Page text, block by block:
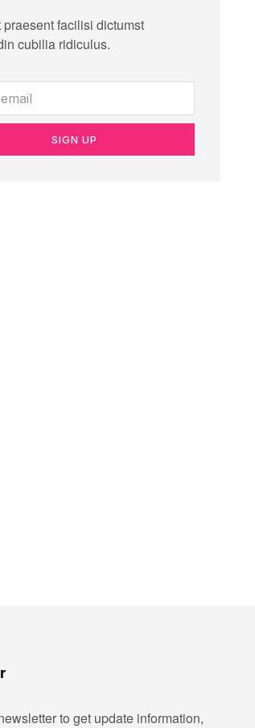
praesent facilisi dictumst
cubilia ridiculus.
SIGN UP
to get update information,